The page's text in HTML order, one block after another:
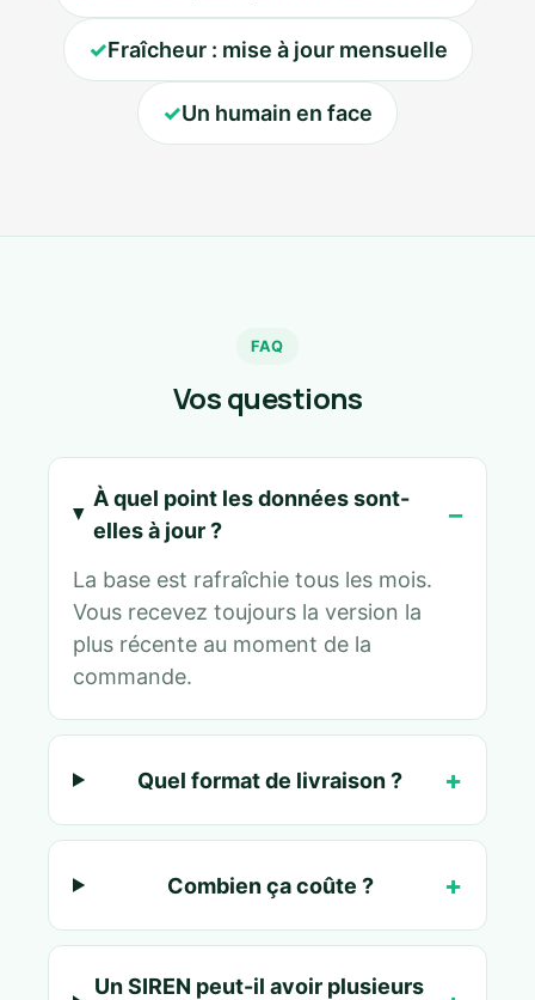
✓Fraîcheur : mise à jour mensuelle
✓Un humain en face
FAQ
Vos questions
À quel point les données sont-
elles à jour ?
La base est rafraîchie tous les mois.
Vous recevez toujours la version la
plus récente au moment de la
commande.
Quel format de livraison ?
Combien ça coûte ?
Un SIREN peut-il avoir plusieurs